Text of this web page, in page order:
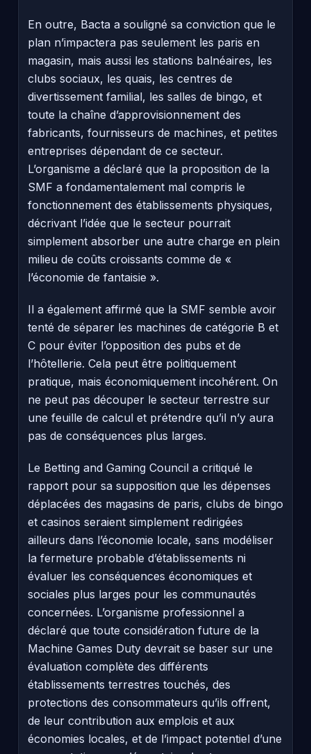
En outre, Bacta a souligné sa conviction que le
plan n’impactera pas seulement les paris en
magasin, mais aussi les stations balnéaires, les
clubs sociaux, les quais, les centres de
divertissement familial, les salles de bingo, et
toute la chaîne d’approvisionnement des
fabricants, fournisseurs de machines, et petites
entreprises dépendant de ce secteur.
L’organisme a déclaré que la proposition de la
SMF a fondamentalement mal compris le
fonctionnement des établissements physiques,
décrivant l’idée que le secteur pourrait
simplement absorber une autre charge en plein
milieu de coûts croissants comme de «
l’économie de fantaisie ».
Il a également affirmé que la SMF semble avoir
tenté de séparer les machines de catégorie B et
C pour éviter l’opposition des pubs et de
l’hôtellerie. Cela peut être politiquement
pratique, mais économiquement incohérent. On
ne peut pas découper le secteur terrestre sur
une feuille de calcul et prétendre qu’il n’y aura
pas de conséquences plus larges.
Le Betting and Gaming Council a critiqué le
rapport pour sa supposition que les dépenses
déplacées des magasins de paris, clubs de bingo
et casinos seraient simplement redirigées
ailleurs dans l’économie locale, sans modéliser
la fermeture probable d’établissements ni
évaluer les conséquences économiques et
sociales plus larges pour les communautés
concernées. L’organisme professionnel a
déclaré que toute considération future de la
Machine Games Duty devrait se baser sur une
évaluation complète des différents
établissements terrestres touchés, des
protections des consommateurs qu’ils offrent,
de leur contribution aux emplois et aux
économies locales, et de l’impact potentiel d’une